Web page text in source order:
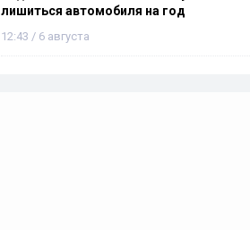
лишиться автомобиля на год
12:43 / 6 августа